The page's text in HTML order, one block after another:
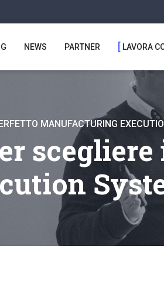
NEWS PARTNER LAVORA
MANUFACTURING